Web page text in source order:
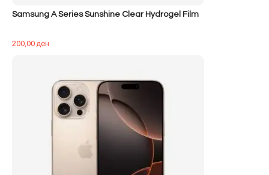
Samsung A Series Sunshine Clear Hydrogel Film
200,00ден